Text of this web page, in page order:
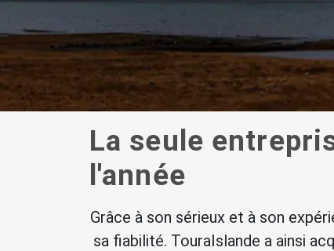
La seule
l'année
Grâce à son sérieux et à son
sa fiabilité. TouraIslande a ainsi